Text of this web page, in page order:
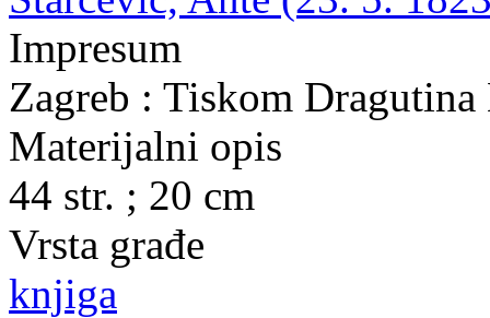
Impresum
Zagreb : Tiskom Dragutina
Materijalni opis
44 str. ; 20 cm
Vrsta građe
knjiga